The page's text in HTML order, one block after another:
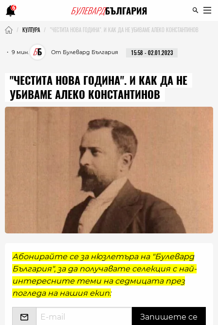
6
КУЛТУРА "ЧЕСТИТА НОВА ГОДИНА". И КАК ДА НЕ УБИВАМЕ АЛЕКО КОНСТАНТИНОВ
・ 9 мин. От Булевард България 15:58 - 02.01.2023
"ЧЕСТИТА НОВА ГОДИНА". И КАК ДА НЕ
УБИВАМЕ АЛЕКО КОНСТАНТИНОВ
Абонирайте се за нюзлетъра на "Булевард
България", за да получавате селекция с най-
интересните теми на седмицата през
погледа на нашия екип: